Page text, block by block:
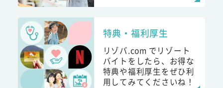
特典・福利厚生
リゾバ.com でリゾート
バイトをしたら、お得な
特典や福利厚生をぜひ利
用してみてくださいね！